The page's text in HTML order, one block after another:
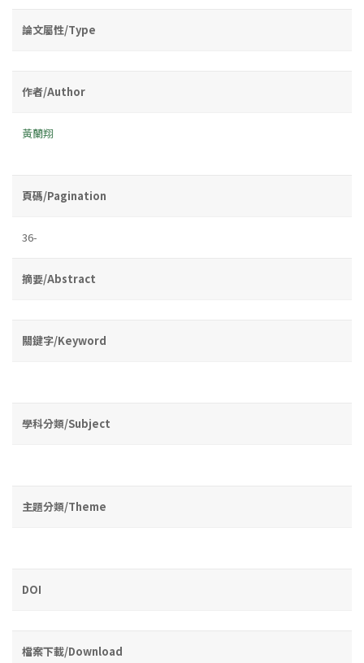
論文屬性/Type
作者/Author
黃蘭翔
頁碼/Pagination
36-
摘要/Abstract
關鍵字/Keyword
學科分類/Subject
主題分類/Theme
DOI
檔案下載/Download